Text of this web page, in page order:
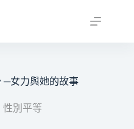
─女力與她的故事
性別平等